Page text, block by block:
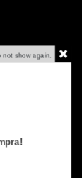
not show again.